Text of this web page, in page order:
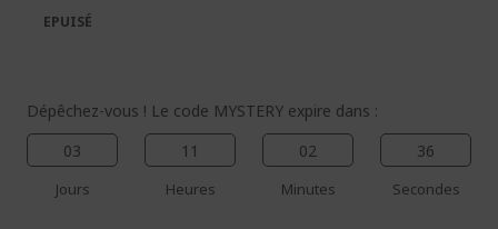
galerie
d’images
Galerie
d’images
Dépêchez-vous ! Le code MYSTERY expire dans :
03
Jours
11
Heures
02
Minutes
36
Secondes
EPUISÉ